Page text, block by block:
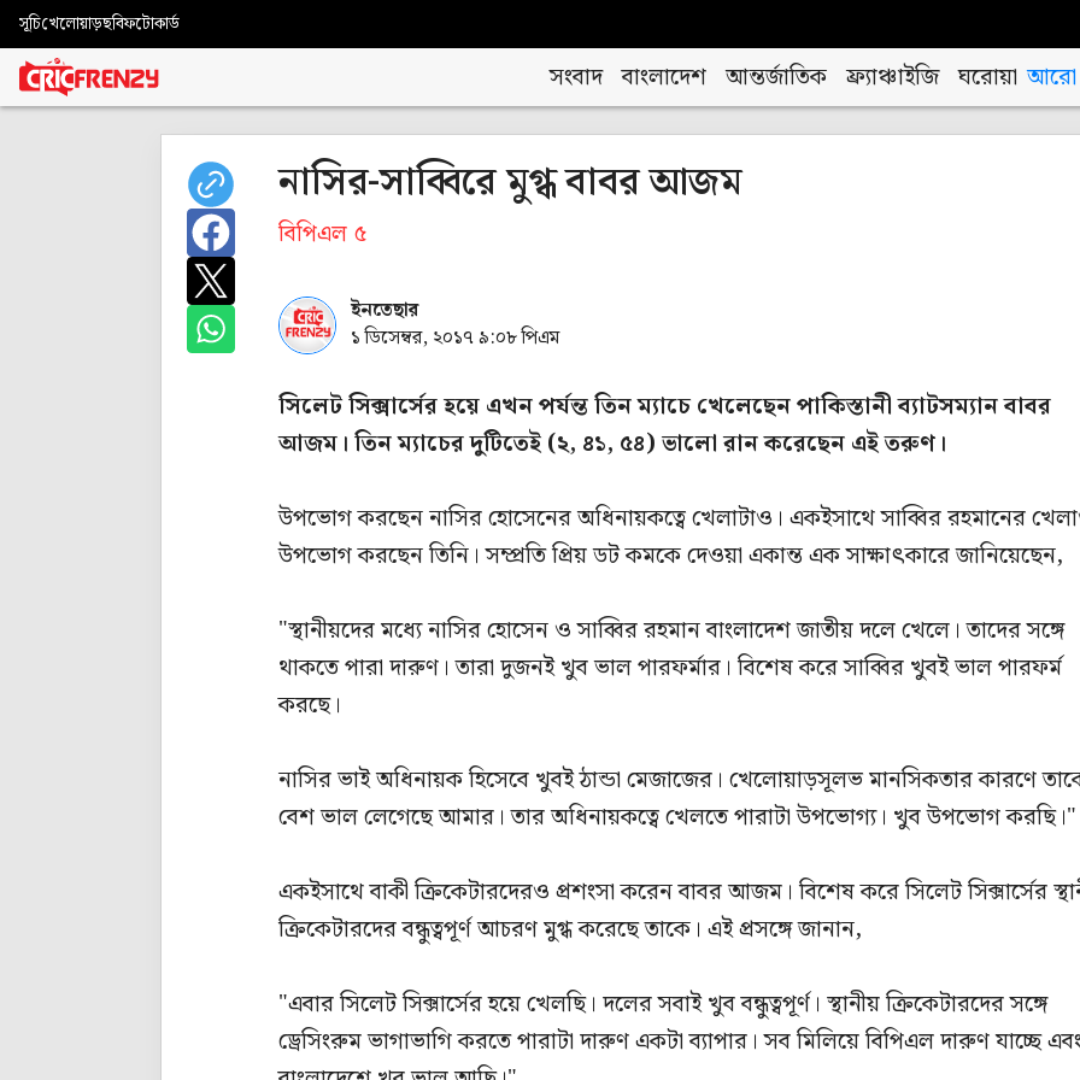
সূচিখেলোয়াড়ছবিফটোকার্ড
সংবাদ বাংলাদেশ আন্তর্জাতিক ফ্র্যাঞ্চাইজি ঘরোয়া আরো
নাসির-সাব্বিরে মুগ্ধ বাবর আজম
বিপিএল ৫
ইনতেছার
১ ডিসেম্বর, ২০১৭ ৯:০৮ পিএম
সিলেট সিক্সার্সের হয়ে এখন পর্যন্ত তিন ম্যাচে খেলেছেন পাকিস্তানী ব্যাটসম্যান বাবর
আজম। তিন ম্যাচের দুটিতেই (২, ৪১, ৫৪) ভালো রান করেছেন এই তরুণ।
উপভোগ করছেন নাসির হোসেনের অধিনায়কত্বে খেলাটাও। একইসাথে সাব্বির রহমানের
উপভোগ করছেন তিনি। সম্প্রতি প্রিয় ডট কমকে দেওয়া একান্ত এক সাক্ষাৎকারে জানিয়েছেন,
"স্থানীয়দের মধ্যে নাসির হোসেন ও সাব্বির রহমান বাংলাদেশ জাতীয় দলে খেলে। তাদের সঙ্গে
থাকতে পারা দারুণ। তারা দুজনই খুব ভাল পারফর্মার। বিশেষ করে সাব্বির খুবই ভাল পারফর্ম
করছে।
নাসির ভাই অধিনায়ক হিসেবে খুবই ঠান্ডা মেজাজের। খেলোয়াড়সূলভ মানসিকতার কারণে
বেশ ভাল লেগেছে আমার। তার অধিনায়কত্বে খেলতে পারাটা উপভোগ্য। খুব উপভোগ করছি।"
একইসাথে বাকী ক্রিকেটারদেরও প্রশংসা করেন বাবর আজম। বিশেষ করে সিলেট সিক্সার্সের
ক্রিকেটারদের বন্ধুত্বপূর্ণ আচরণ মুগ্ধ করেছে তাকে। এই প্রসঙ্গে জানান,
"এবার সিলেট সিক্সার্সের হয়ে খেলছি। দলের সবাই খুব বন্ধুত্বপূর্ণ। স্থানীয় ক্রিকেটারদের সঙ্গে
ড্রেসিংরুম ভাগাভাগি করতে পারাটা দারুণ একটা ব্যাপার। সব মিলিয়ে বিপিএল দারুণ যাচ্ছে